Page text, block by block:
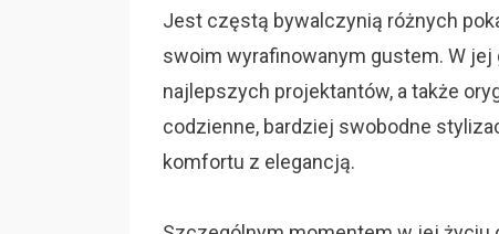
Jest częstą bywalczynią różnych
swoim wyrafinowanym gustem. W jej
najlepszych projektantów, a także
codzienne, bardziej swobodne
komfortu z elegancją.